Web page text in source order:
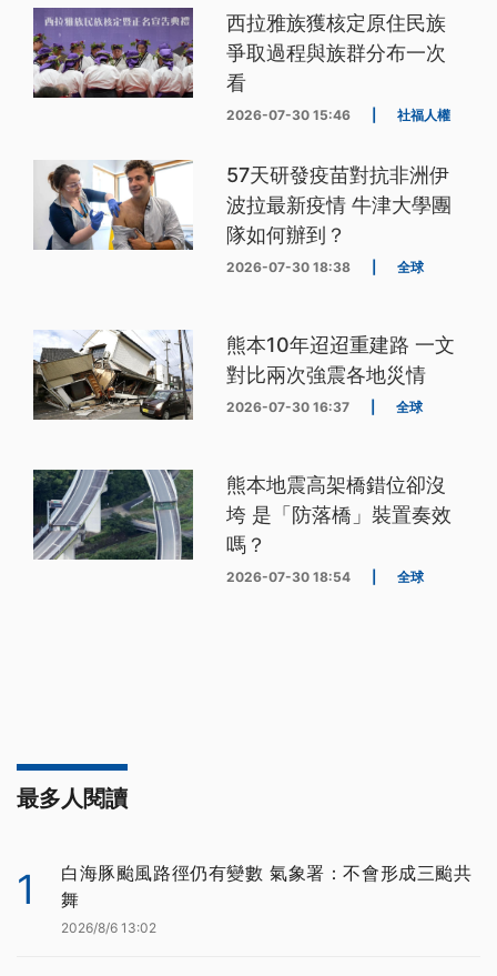
西拉雅族獲核定原住民族
爭取過程與族群分布一次
看
2026-07-30 15:46 社福人權
57天研發疫苗對抗非洲伊
波拉最新疫情 牛津大學團
隊如何辦到？
2026-07-30 18:38 全球
熊本10年迢迢重建路 一文
對比兩次強震各地災情
2026-07-30 16:37 全球
熊本地震高架橋錯位卻沒
垮 是「防落橋」裝置奏效
嗎？
2026-07-30 18:54 全球
最多人閱讀
1
白海豚颱風路徑仍有變數 氣象署：不會形成三颱共
舞
2026/8/6 13:02